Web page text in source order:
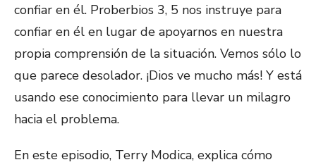
confiar en él. Proberbios 3, 5 nos instruye para
confiar en él en lugar de apoyarnos en nuestra
propia comprensión de la situación. Vemos sólo lo
que parece desolador. ¡Dios ve mucho más! Y está
usando ese conocimiento para llevar un milagro
hacia el problema.
En este episodio, Terry Modica, explica cómo